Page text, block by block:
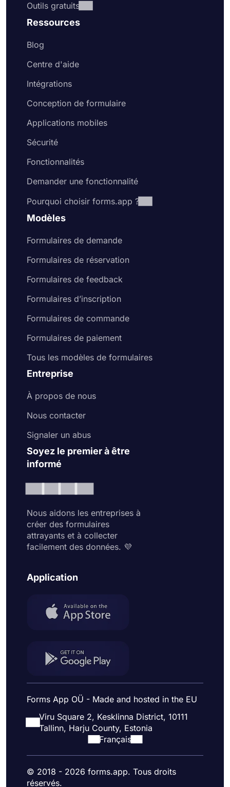
Outils gratuits
Ressources
Blog
Centre d'aide
Intégrations
Conception de formulaire
Applications mobiles
Sécurité
Fonctionnalités
Demander une fonctionnalité
Pourquoi choisir forms.app ?
Modèles
Formulaires de demande
Formulaires de réservation
Formulaires de feedback
Formulaires d’inscription
Formulaires de commande
Formulaires de paiement
Tous les modèles de formulaires
Entreprise
À propos de nous
Nous contacter
Signaler un abus
Soyez le premier à être
informé
Nous aidons les entreprises à
créer des formulaires
attrayants et à collecter
facilement des données. 💜
Application
Forms App OÜ - Made and hosted in the EU
Viru Square 2, Kesklinna District, 10111
Tallinn, Harju County, Estonia
Français
© 2018 - 2026 forms.app. Tous droits
réservés.